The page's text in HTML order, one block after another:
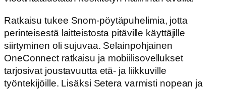
Ratkaisu tukee Snom-pöytäpuhelimia, jotta
perinteisestä laitteistosta pitäville käyttäjille
siirtyminen oli sujuvaa. Selainpohjainen
OneConnect ratkaisu ja mobiilisovellukset
tarjosivat joustavuutta etä- ja liikkuville
työntekijöille. Lisäksi Setera varmisti nopean ja